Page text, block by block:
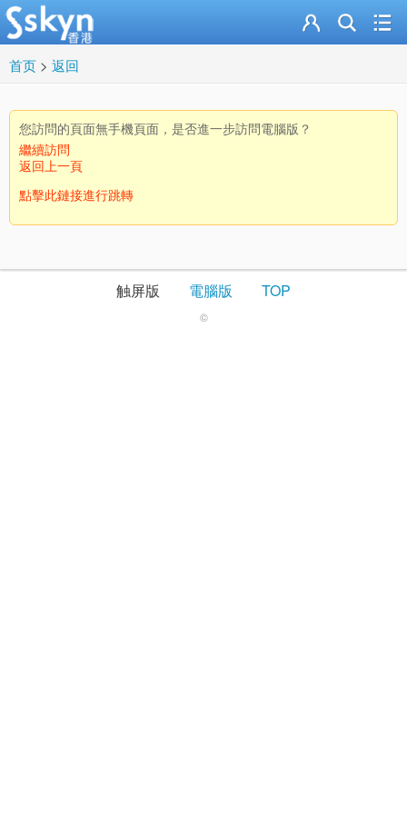
首页 > 返回
您訪問的頁面無手機頁面，是否進一步訪問電腦版？
繼續訪問
返回上一頁
點擊此鏈接進行跳轉
触屏版 電腦版 TOP
©